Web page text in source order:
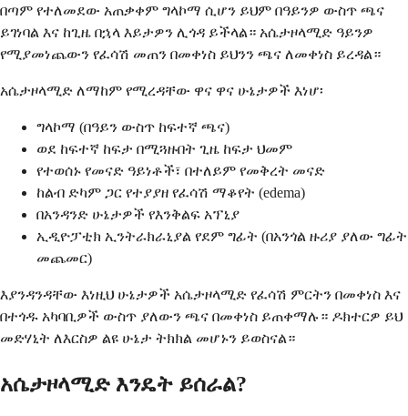
በጣም የተለመደው አጠቃቀም ግላኮማ ሲሆን ይህም በዓይንዎ ውስጥ ጫና
ይገነባል እና ከጊዜ በኋላ እይታዎን ሊጎዳ ይችላል። አሴታዞላሚድ ዓይንዎ
የሚያመነጨውን የፈሳሽ መጠን በመቀነስ ይህንን ጫና ለመቀነስ ይረዳል።
አሴታዞላሚድ ለማከም የሚረዳቸው ዋና ዋና ሁኔታዎች እነሆ፡
ግላኮማ (በዓይን ውስጥ ከፍተኛ ጫና)
ወደ ከፍተኛ ከፍታ በሚጓዙበት ጊዜ ከፍታ ህመም
የተወሰኑ የመናድ ዓይነቶች፣ በተለይም የመቅረት መናድ
ከልብ ድካም ጋር የተያያዘ የፈሳሽ ማቆየት (edema)
በአንዳንድ ሁኔታዎች የእንቅልፍ አፕኒያ
ኢዲዮፓቲክ ኢንትራክራኒያል የደም ግፊት (በአንጎል ዙሪያ ያለው ግፊት
መጨመር)
እያንዳንዳቸው እነዚህ ሁኔታዎች አሴታዞላሚድ የፈሳሽ ምርትን በመቀነስ እና
በተጎዱ አካባቢዎች ውስጥ ያለውን ጫና በመቀነስ ይጠቀማሉ። ዶክተርዎ ይህ
መድሃኒት ለእርስዎ ልዩ ሁኔታ ትክክል መሆኑን ይወስናል።
አሴታዞላሚድ እንዴት ይሰራል?